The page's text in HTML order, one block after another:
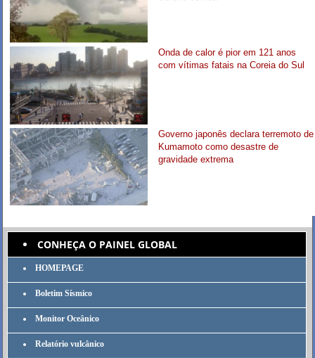
Onda de calor é pior em 121 anos
com vítimas fatais na Coreia do Sul
Governo japonês declara terremoto de
Kumamoto como desastre de
gravidade extrema
CONHEÇA O PAINEL GLOBAL
HOMEPAGE
Boletim Sísmico
Monitor Oceânico
Relatório vulcânico